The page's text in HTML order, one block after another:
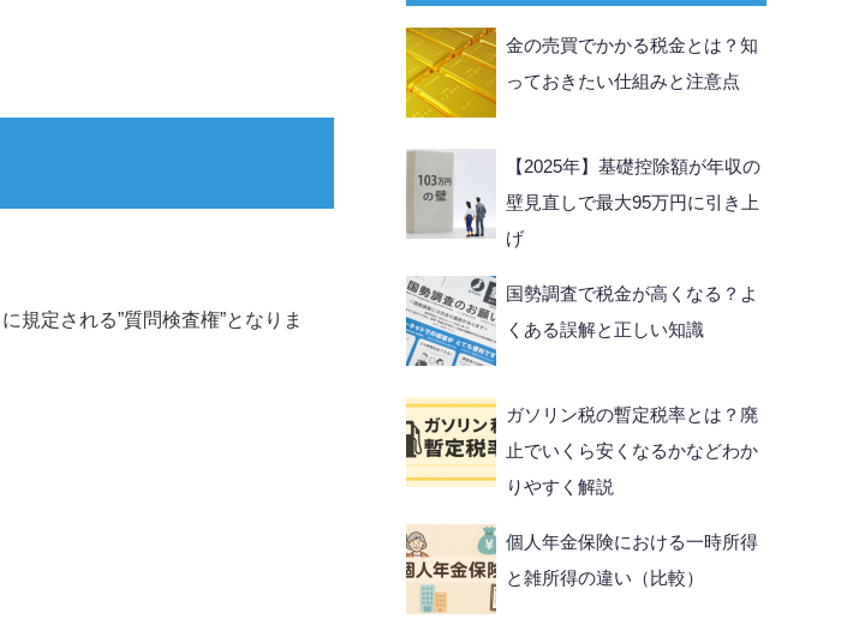
に規定される”質問検査権”となりま
金の売買でかかる税金とは？知
っておきたい仕組みと注意点
【2025年】基礎控除額が年収の
壁見直しで最大95万円に引き上
げ
国勢調査で税金が高くなる？よ
くある誤解と正しい知識
ガソリン税の暫定税率とは？廃
止でいくら安くなるかなどわか
りやすく解説
個人年金保険における一時所得
と雑所得の違い（比較）